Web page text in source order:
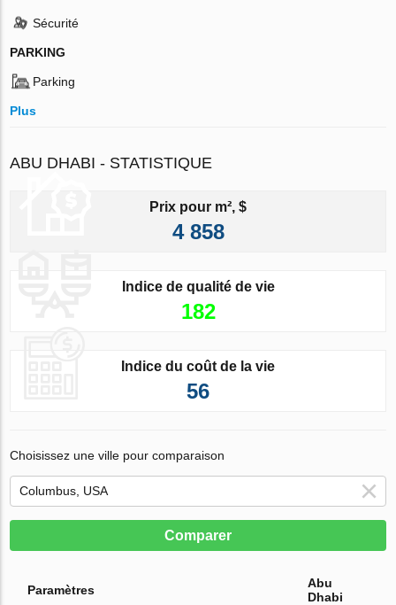
Sécurité
PARKING
Parking
Plus
ABU DHABI - STATISTIQUE
Prix pour m², $
4 858
Indice de qualité de vie
182
Indice du coût de la vie
56
Choisissez une ville pour comparaison
Comparer
Paramètres
Abu
Dhabi